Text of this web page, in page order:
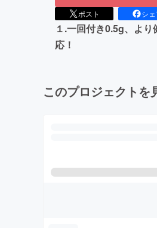
ポスト シ
１.一回付き0.5g、よ
応！
このプロジェクトを